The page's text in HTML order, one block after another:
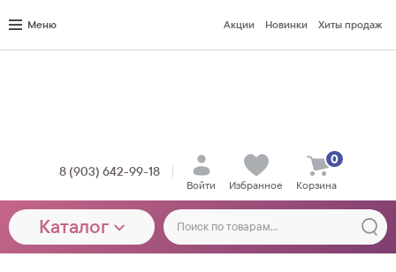
Меню Акции Новинки Хиты продаж
8 (903) 642-99-18
Войти Избранное Корзина
0
Каталог